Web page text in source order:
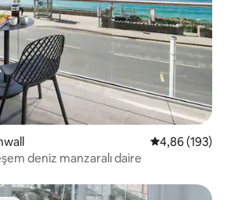
5 üzerinden
4,86 (193)
deniz manzaralı daire